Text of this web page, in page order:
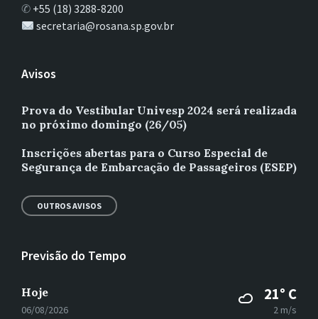
✆ +55 (18) 3288-8200
secretaria@rosana.sp.gov.br
Avisos
Prova do Vestibular Univesp 2024 será realizada
no próximo domingo (26/05)
Inscrições abertas para o Curso Especial de
Segurança de Embarcação de Passageiros (ESEP)
OUTROS AVISOS
Previsão do Tempo
Hoje
06/08/2026
21° C
2 m/s